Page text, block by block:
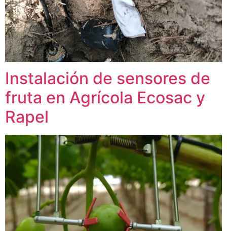
Instalación de sensores de
fruta en Agrícola Ecosac y
Rapel